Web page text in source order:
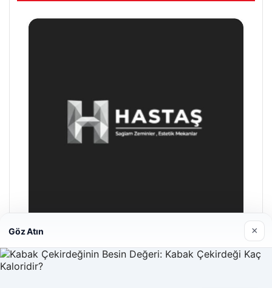
Hastaş Beton
26/05/2026
Göz Atın ×